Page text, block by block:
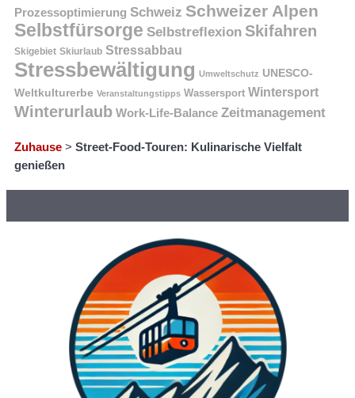
Prozessoptimierung Schweiz Schweizer Alpen
Selbstfürsorge Selbstreflexion Skifahren
Skigebiet Skiurlaub Stressabbau
Stressbewältigung Umweltschutz UNESCO-
Weltkulturerbe Veranstaltungstipps Wassersport Wintersport
Winterurlaub Work-Life-Balance Zeitmanagement
Zuhause > Street-Food-Touren: Kulinarische Vielfalt
genießen